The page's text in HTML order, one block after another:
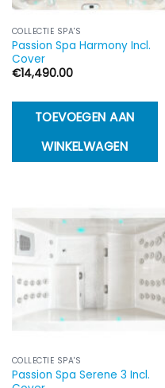
COLLECTIE SPA'S
Passion Spa Harmony Incl.
Cover
€14,490.00
TOEVOEGEN AAN
WINKELWAGEN
COLLECTIE SPA'S
Passion Spa Serene 3 Incl.